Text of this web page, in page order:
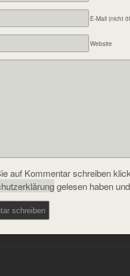
E-Mail (nicht
Website
auf Kommentar schreiben
gelesen haben